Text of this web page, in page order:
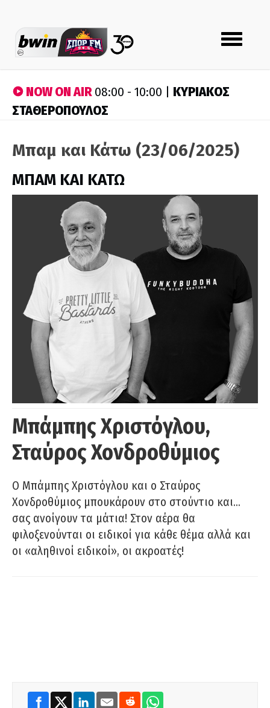
Toggle
navigation
NOW ON AIR08:00 - 10:00 | ΚΥΡΙΑΚΟΣ
ΣΤΑΘΕΡΟΠΟΥΛΟΣ
Μπαμ και Κάτω (23/06/2025)
ΜΠΑΜ ΚΑΙ ΚΑΤΩ
Μπάμπης Χριστόγλου,
Σταύρος Χονδροθύμιος
O Μπάμπης Χριστόγλου και ο Σταύρος
Χονδροθύμιος μπουκάρουν στο στούντιο και…
σας ανοίγουν τα μάτια! Στον αέρα θα
φιλοξενούνται οι ειδικοί για κάθε θέμα αλλά και
οι «αληθινοί ειδικοί», οι ακροατές!